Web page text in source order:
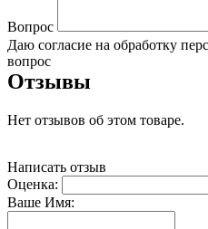
Вопрос
Даю согласие на обработку
вопрос
Отзывы
Нет отзывов об этом товаре.
Написать отзыв
Оценка:
Ваше Имя: